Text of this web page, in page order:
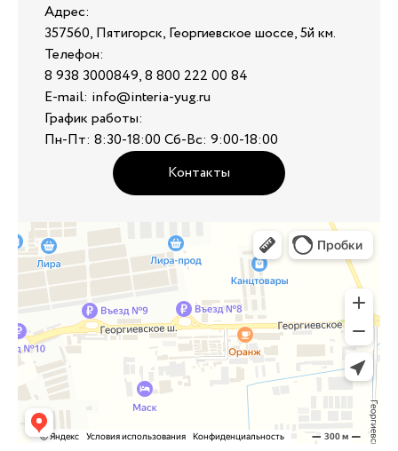
Адрес:
357560, Пятигорск, Георгиевское шоссе, 5й км.
Телефон:
8 938 3000849, 8 800 222 00 84
E-mail: info@interia-yug.ru
График работы:
Пн-Пт: 8:30-18:00 Сб-Вс: 9:00-18:00
Контакты